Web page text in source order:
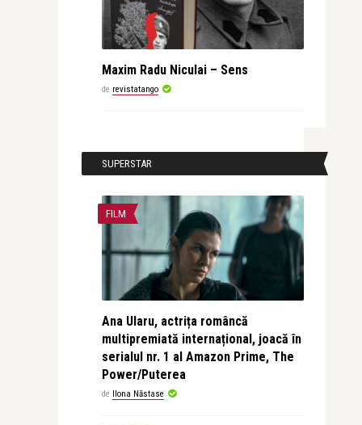
Maxim Radu Niculai – Sens
de revistatango
SUPERSTAR
FILM
Ana Ularu, actrița româncă
multipremiată internațional, joacă în
serialul nr. 1 al Amazon Prime, The
Power/Puterea
de Ilona Năstase